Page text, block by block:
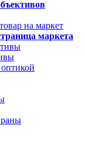
на маркет
маркета